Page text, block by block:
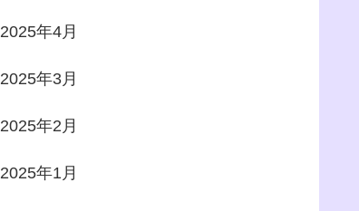
2025年4月
2025年3月
2025年2月
2025年1月